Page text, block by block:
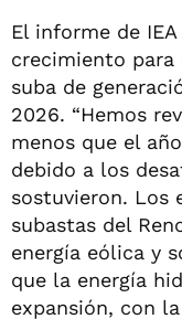
El informe de
crecimiento para
suba de
2026. “Hemos
menos que el
debido a los
sostuvieron. Los
subastas del
energía eólica y
que la energía
expansión, con